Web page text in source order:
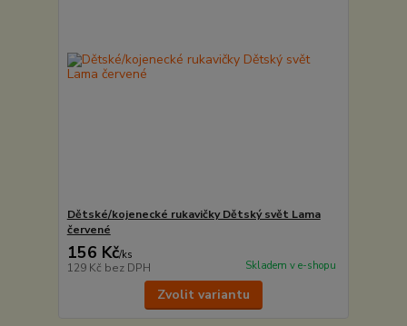
Dětské/kojenecké rukavičky Dětský svět Lama
červené
156 Kč/ks
129 Kč bez DPH Skladem v e-shopu
Zvolit variantu